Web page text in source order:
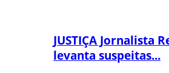
JUSTIÇA Jornalista
levanta suspeitas...